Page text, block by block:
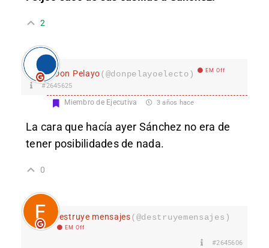
2
Don Pelayo(@donpelayoelecto) EM Off
#2645625
Miembro de Ejecutiva 3 años hace
La cara que hacía ayer Sánchez no era de
tener posibilidades de nada.
0
destruye mensajes(@destruyemensajes)
EM Off
#2645606